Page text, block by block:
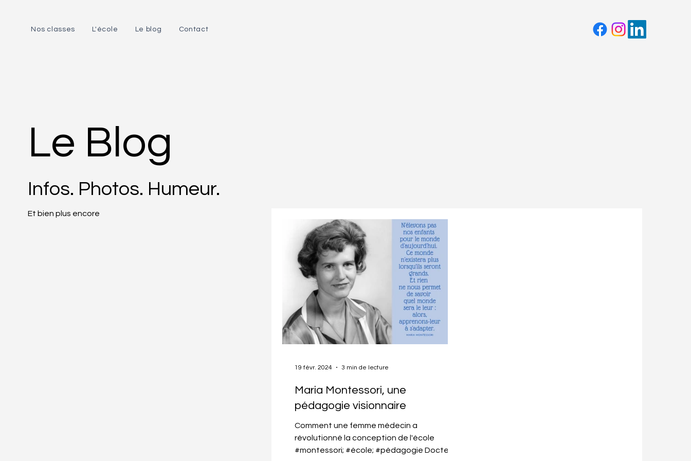
Nos classes L'école Le blog Contact
Le Blog
Infos. Photos. Humeur.
Et bien plus encore
Maria Montessori, une
pédagogie visionnaire
Comment une femme médecin a
révolutionné la conception de l'école
#montessori; #école; #pédagogie Docteur
19 févr. 2024 3 min de lecture